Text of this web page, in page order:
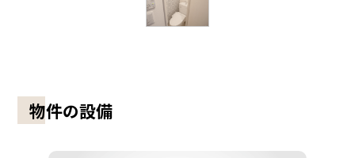
物件の設備